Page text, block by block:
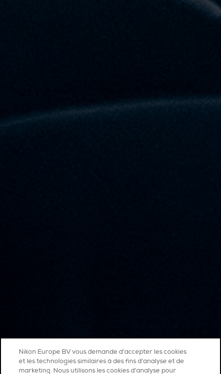
Nikon Europe BV vous demande d'accepter les cookies
et les technologies similaires à des fins d'analyse et de
marketing. Nous utilisons les cookies d’analyse pour